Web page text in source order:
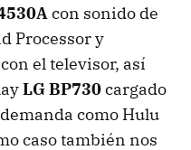
con sonido de
Processor y
el televisor, así
LG BP730cargado
como Hulu
caso también nos